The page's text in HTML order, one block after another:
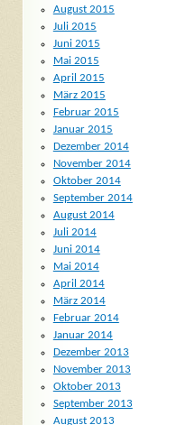
August 2015
Juli 2015
Juni 2015
Mai 2015
April 2015
März 2015
Februar 2015
Januar 2015
Dezember 2014
November 2014
Oktober 2014
September 2014
August 2014
Juli 2014
Juni 2014
Mai 2014
April 2014
März 2014
Februar 2014
Januar 2014
Dezember 2013
November 2013
Oktober 2013
September 2013
August 2013